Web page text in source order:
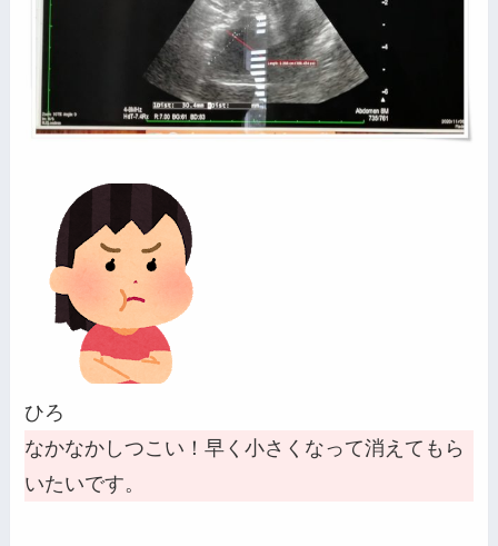
ひろ
なかなかしつこい！早く小さくなって消えてもら
いたいです。